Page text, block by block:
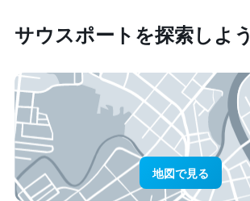
サウスポート​を探索しよう
地図で見る